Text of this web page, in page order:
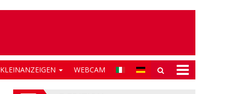
KLEINANZEIGEN WEBCAM